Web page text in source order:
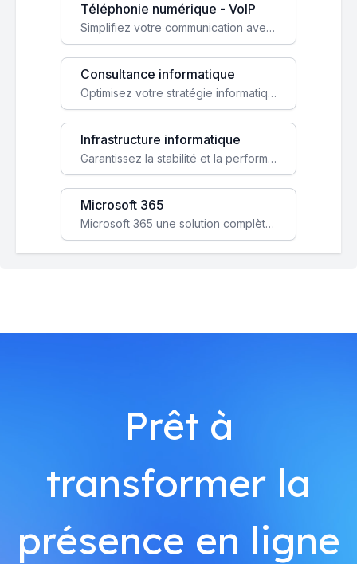
Téléphonie numérique - VoIP
Simplifiez votre communication avec une solution VoIP flexible, économique et adaptée à vos besoins professionnels.
Consultance informatique
Optimisez votre stratégie informatique avec l'expertise de nos consultants pour améliorer votre efficacité et sécurité.
Infrastructure informatique
Garantissez la stabilité et la performance de votre entreprise avec une infrastructure IT sécurisée et évolutive.
Microsoft 365
Microsoft 365 une solution complète qui booste votre productivité, renforce la sécurité de vos données et facilite la collaboration.
Prêt à
transformer la
présence en ligne